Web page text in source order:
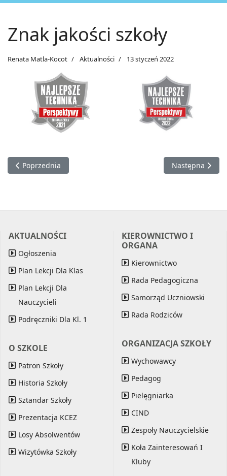
Znak jakości szkoły
Renata Matla-Kocot Aktualności 13 styczeń 2022
Poprzednia strona: Projekt „Centrum Aktywności
Poprzednia Następna
Następna
AKTUALNOŚCI
Ogłoszenia
Plan Lekcji Dla Klas
Plan Lekcji Dla
Nauczycieli
Podręczniki Dla Kl. 1
O SZKOLE
Patron Szkoły
Historia Szkoły
Sztandar Szkoły
Prezentacja KCEZ
Losy Absolwentów
Wizytówka Szkoły
KIEROWNICTWO I
ORGANA
Kierownictwo
Rada Pedagogiczna
Samorząd Uczniowski
Rada Rodziców
ORGANIZACJA SZKOŁY
Wychowawcy
Pedagog
Pielęgniarka
CIND
Zespoły Nauczycielskie
Koła Zainteresowań I
Kluby